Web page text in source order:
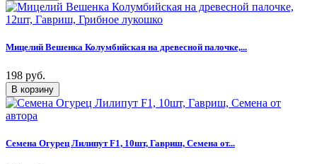
Мицелий Вешенка Колумбийская на древесной палочке,...
198 руб.
Семена Огурец Лилипут F1, 10шт, Гавриш, Семена от...